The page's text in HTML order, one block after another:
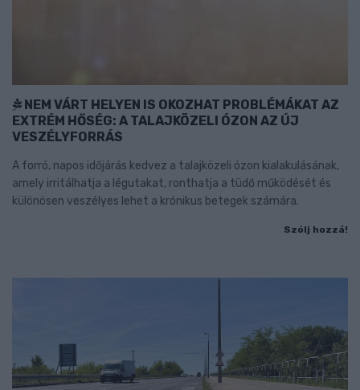
NEM VÁRT HELYEN IS OKOZHAT PROBLÉMÁKAT AZ
EXTRÉM HŐSÉG: A TALAJKÖZELI ÓZON AZ ÚJ
VESZÉLYFORRÁS
A forró, napos időjárás kedvez a talajközeli ózon kialakulásának,
amely irritálhatja a légutakat, ronthatja a tüdő működését és
különösen veszélyes lehet a krónikus betegek számára.
Szólj hozzá!